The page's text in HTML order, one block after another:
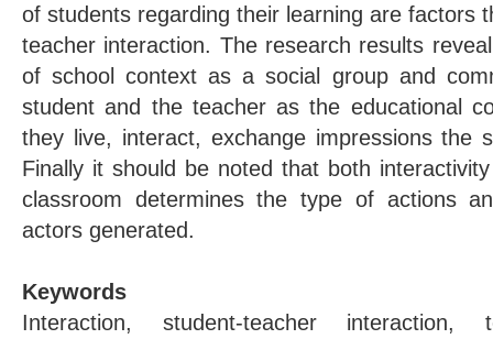
of students regarding their learning are factors
teacher interaction. The research results
of school context as a social group and
student and the teacher as the educational
they live, interact, exchange impressions the
Finally it should be noted that both
classroom determines the type of actions
actors generated.
Keywords
Interaction, student-teacher interaction,